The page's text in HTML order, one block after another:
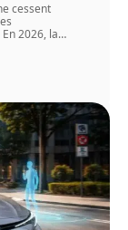
cessent
2026, la…